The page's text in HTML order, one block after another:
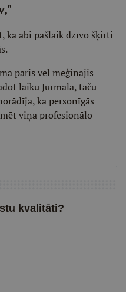
ka abi pašlaik dzīvo šķirti
pāris vēl mēģinājis
laiku Jūrmalā, taču
ka personīgās
viņa profesionālo
kvalitāti?